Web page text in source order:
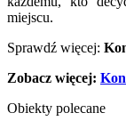
miejscu.
Sprawdź więcej:
Zobacz więcej:
Obiekty polecane